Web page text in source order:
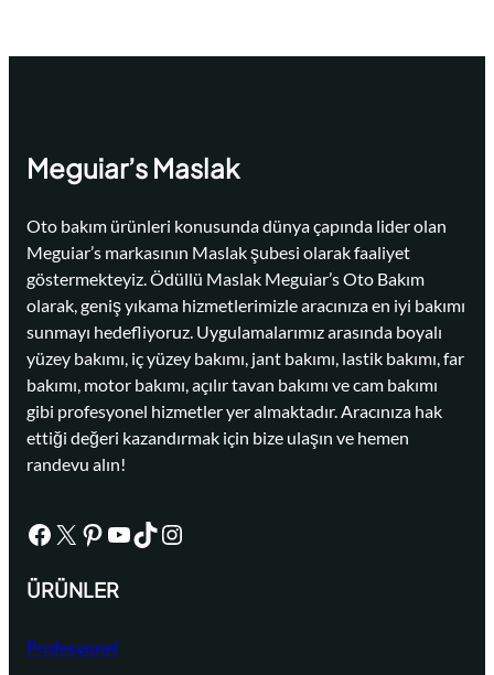
Meguiar’s Maslak
Oto bakım ürünleri konusunda dünya çapında lider olan
Meguiar’s markasının Maslak şubesi olarak faaliyet
göstermekteyiz. Ödüllü Maslak Meguiar’s Oto Bakım
olarak, geniş yıkama hizmetlerimizle aracınıza en iyi bakımı
sunmayı hedefliyoruz. Uygulamalarımız arasında boyalı
yüzey bakımı, iç yüzey bakımı, jant bakımı, lastik bakımı, far
bakımı, motor bakımı, açılır tavan bakımı ve cam bakımı
gibi profesyonel hizmetler yer almaktadır. Aracınıza hak
ettiği değeri kazandırmak için bize ulaşın ve hemen
randevu alın!
Facebook X Pinterest YouTube TikTok Instagram
ÜRÜNLER
Profesyonel